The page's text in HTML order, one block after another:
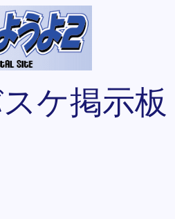
ケ掲示板